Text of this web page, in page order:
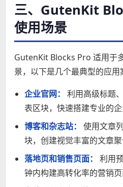
三、GutenKit
使用场景
GutenKit Blocks Pro 适用于
景，以下是几个最典型的应用
企业官网：
利用高级标题
表区块，快速搭建专业的企
博客和杂志站：
使用文章
块，创建视觉丰富的文章聚
落地页和销售页面：
利用
钟内构建高转化率的营销页